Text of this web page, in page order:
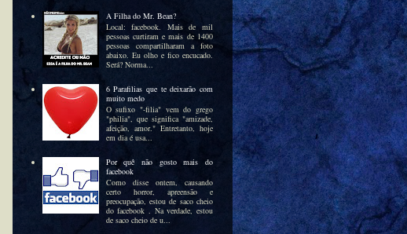
A Filha do Mr. Bean?
Local: facebook. Mais de mil
pessoas curtiram e mais de 1400
pessoas compartilharam a foto
abaixo. Eu olho e fico encucado.
Será? Norma...
6 Parafilias que te deixarão com
muito medo
O sufixo "-filia" vem do grego
"philia", que significa "amizade,
afeição, amor." Entretanto, hoje
em dia é usa...
Por quê não gosto mais do
facebook
Como disse ontem, causando
certo horror, apreensão e
preocupação, estou de saco cheio
do facebook . Na verdade, estou
de saco cheio de u...